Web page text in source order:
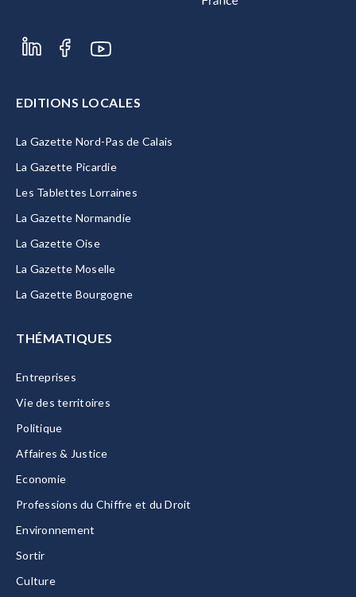
EDITIONS LOCALES
La Gazette Nord-Pas de Calais
La Gazette Picardie
Les Tablettes Lorraines
La Gazette Normandie
La Gazette Oise
La Gazette Moselle
La Gazette Bourgogne
THÉMATIQUES
Entreprises
Vie des territoires
Politique
Affaires & Justice
Economie
Professions du Chiffre et du Droit
Environnement
Sortir
Culture